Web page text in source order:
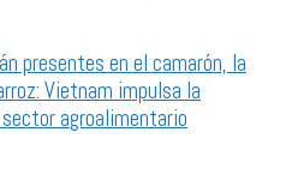
presentes en el camarón, la
Vietnam impulsa la
agroalimentario